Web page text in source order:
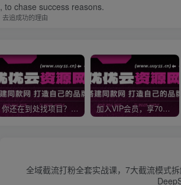
to chase success reasons.
追成功的理由
你还在到处找项目？还在当韭菜？我靠网创资源站一个月收入5万+，曾经我也是个失败者。 加入VIP会员，享70%的推广提成，免费学习多种网上创业课程，菜鸟秒变大神！
全域截流打粉全套实战课，7大截流模式拆